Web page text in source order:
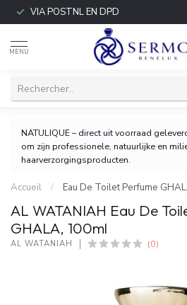
VIA POSTNL EN DPD
MENU
NATULIQUE – direct uit voorraad
om zijn professionele, natuurlijke en
haarverzorgingsproducten.
Accueil / Eau De Toilet Perfume
AL WATANIAH Eau De
GHALA, 100ml
AL WATANIAH (0)